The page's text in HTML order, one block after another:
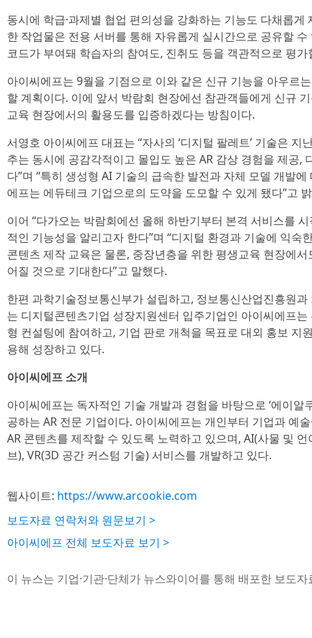
동시에 학급·과제별 협업 편의성을 강화하는 기능도 다채롭
한 작업물은 전용 서버를 통해 자유롭게 실시간으로 공유할
코드가 부여돼 학습자의 참여도, 진취도 등을 객관적으로 평
아이씨에프는 9월을 기점으로 이와 같은 신규 기능을 아우르
할 계획이다. 이에 앞서 박람회 현장에선 참관객들에게 신규
교육 현장에서의 활용도를 입증하겠다는 방침이다.
서영호 아이씨에프 대표는 “자사의 ‘디지털 팔레트’ 기술은
추는 동시에 공감각적이고 몰입도 높은 AR 감상 경험을 제공,
다”며 “특히 생성형 AI 기술의 급속한 발전과 자체 모델 개발
에프는 에듀테크 기업으로의 도약을 도모할 수 있게 됐다”고
이어 “다가오는 박람회에선 올해 하반기부터 본격 서비스를 시
적인 기능성을 알리고자 한다”며 “디지털 환경과 기술에 익숙
콘텐츠 제작 교육은 물론, 중장년층을 위한 평생교육 현장에
어질 것으로 기대한다”고 말했다.
한편 과학기술정보통신부가 설립하고, 정보통신산업진흥원
는 디지털콘텐츠기업 성장지원센터 입주기업인 아이씨에프
형 컨설팅에 참여하고, 기업 판로 개척을 목표로 대외 홍보 지
용해 성장하고 있다.
아이씨에프 소개
아이씨에프는 독자적인 기술 개발과 경험을 바탕으로 ‘에이알
공하는 AR 전문 기업이다. 아이씨에프는 개인부터 기업과 예
AR 콘텐츠를 제작할 수 있도록 노력하고 있으며, AI(사물 및
브), VR(3D 공간 커스텀 기술) 서비스를 개발하고 있다.
웹사이트: https://www.arcookie.com
보도자료 연락처와 원문보기 >
아이씨에프 전체 보도자료 보기 >
이 뉴스는 기업·기관·단체가 뉴스와이어를 통해 배포한 보도